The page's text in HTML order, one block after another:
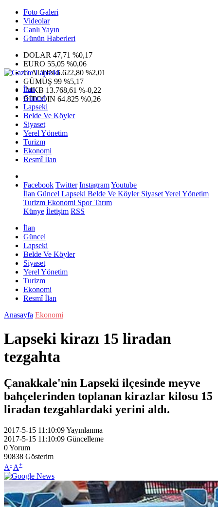
Foto Galeri
Videolar
Canlı Yayın
Günün Haberleri
DOLAR 47,71 %0,17
EURO 55,05 %0,06
G.ALTIN6.622,80 %2,01
GÜMÜŞ 99 %5,17
IMKB 13.768,61 %-0,22
BITCOIN 64.825 %0,26
İlan
Güncel
Lapseki
Belde Ve Köyler
Siyaset
Yerel Yönetim
Turizm
Ekonomi
Resmî İlan
Facebook Twitter InstagramYoutube
İlan Güncel Lapseki Belde Ve KöylerSiyasetYerel Yönetim
Turizm Ekonomi SporTarım
Künye İletişim RSS
İlan
Güncel
Lapseki
Belde Ve Köyler
Siyaset
Yerel Yönetim
Turizm
Ekonomi
Resmî İlan
Anasayfa Ekonomi
Lapseki kirazı 15 liradan
tezgahta
Çanakkale'nin Lapseki ilçesinde meyve
bahçelerinden toplanan kirazlar kilosu 15
liradan tezgahlardaki yerini aldı.
2017-5-15 11:10:09Yayınlanma
2017-5-15 11:10:09 Güncelleme
0Yorum
90838 Gösterim
A- A+